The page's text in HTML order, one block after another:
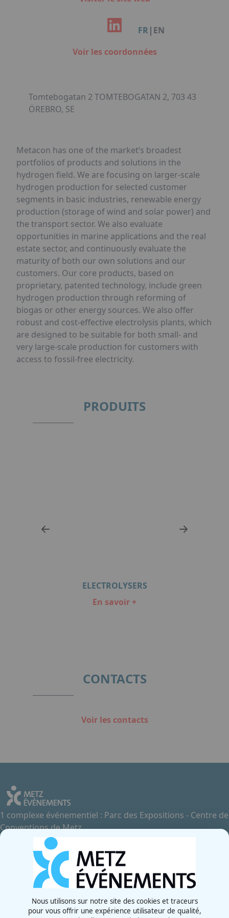
Organisation de dîners / soirées de gala
Accéder au complexe
Politique RSE
FR | EN
Voir les coordonnées
Tomtebogatan 2 TOMTEBOGATAN 2, 703 43
ÖREBRO, SE
Metacon has one of the market’s broadest
portfolios of products and solutions in the
hydrogen field. We are focusing on larger-scale
hydrogen production for selected customer
segments in basic industries, renewable energy
production (storage of wind and solar power) and
the transport sector. We also evaluate
opportunities in marine applications and the real
estate sector, and continuously evaluate the
maturity of both our own solutions and our
customers. Our core products, based on
proprietary, patented technology, include green
hydrogen production through reforming of
biogas or other energy sources. We also offer
robust and cost-effective electrolysis plants, which
are designed to be suitable for both small- and
very large-scale production for customers with
access to fossil-free electricity.
PRODUITS
ELECTROLYSERS
En savoir +
CONTACTS
Voir les contacts
1 complexe événementiel : Parc des Expositions - Centre de
Conventions de Metz
Contactez-nous
+33 3 87 55 66 00
Rue de la Grange aux Bois
57070 - Metz
FranceNous utilisons sur notre site des cookies et traceurs
pour vous offrir une expérience utilisateur de qualité,